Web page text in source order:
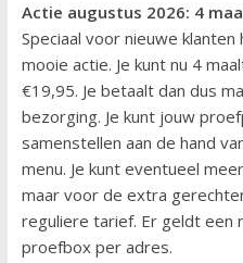
Actie augustus 2026: 4
Speciaal voor nieuwe
mooie actie. Je kunt nu 4
€19,95. Je betaalt dan dus
bezorging. Je kunt jouw
samenstellen aan de hand
menu. Je kunt eventueel
maar voor de extra
reguliere tarief. Er geldt een
proefbox per adres.